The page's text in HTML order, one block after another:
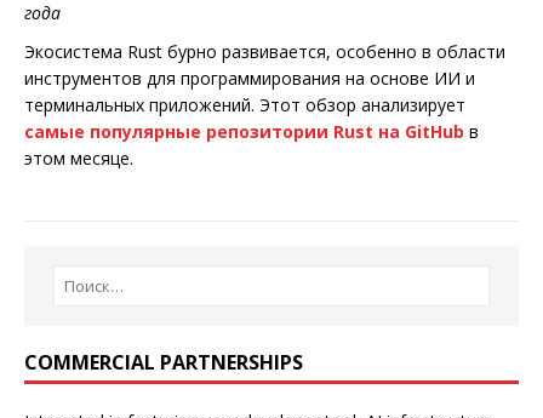
года
Экосистема Rust бурно развивается, особенно в области
инструментов для программирования на основе ИИ и
терминальных приложений. Этот обзор анализирует
самые популярные репозитории Rust на GitHub в
этом месяце.
COMMERCIAL PARTNERSHIPS